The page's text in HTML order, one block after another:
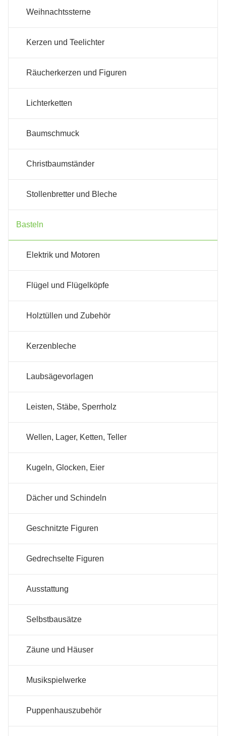
Weihnachtssterne
Kerzen und Teelichter
Räucherkerzen und Figuren
Lichterketten
Baumschmuck
Christbaumständer
Stollenbretter und Bleche
Basteln
Elektrik und Motoren
Flügel und Flügelköpfe
Holztüllen und Zubehör
Kerzenbleche
Laubsägevorlagen
Leisten, Stäbe, Sperrholz
Wellen, Lager, Ketten, Teller
Kugeln, Glocken, Eier
Dächer und Schindeln
Geschnitzte Figuren
Gedrechselte Figuren
Ausstattung
Selbstbausätze
Zäune und Häuser
Musikspielwerke
Puppenhauszubehör